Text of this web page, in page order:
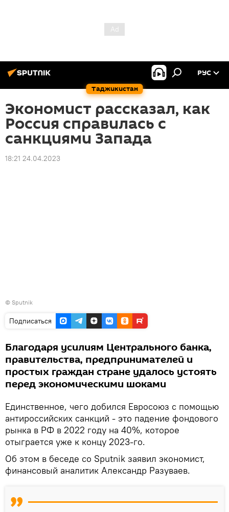
Таджикистан
РУС
Экономист рассказал, как
Россия справилась с
санкциями Запада
18:21 24.04.2023
© Sputnik
Подписаться
Благодаря усилиям Центрального банка,
правительства, предпринимателей и
простых граждан стране удалось устоять
перед экономическими шоками
Единственное, чего добился Евросоюз с помощью
антироссийских санкций - это падение фондового
рынка в РФ в 2022 году на 40%, которое
отыграется уже к концу 2023-го.
Об этом в беседе со Sputnik заявил экономист,
финансовый аналитик Александр Разуваев.